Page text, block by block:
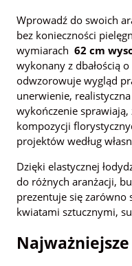
Wprowadź do swoich
bez konieczności
wymiarach 62 cm
wykonany z dbałością
odwzorowuje wygląd
unerwienie,
wykończenie
kompozycji
projektów według
Dzięki elastycznej
do różnych aranżacji,
prezentuje się zarówno
kwiatami sztucznymi,